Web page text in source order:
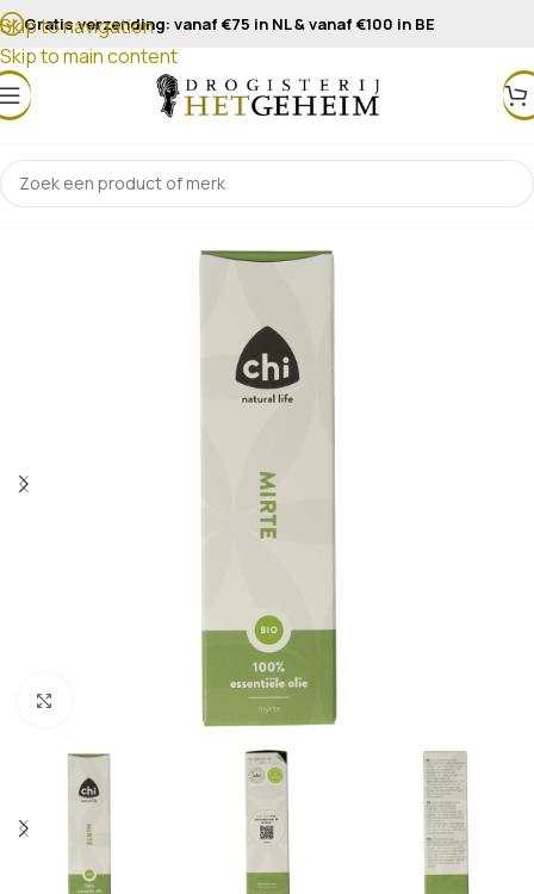
Skip to navigation
Skip to main content
Gratis verzending: vanaf €75 in NL & vanaf €100 in BE
Klik om te vergroten